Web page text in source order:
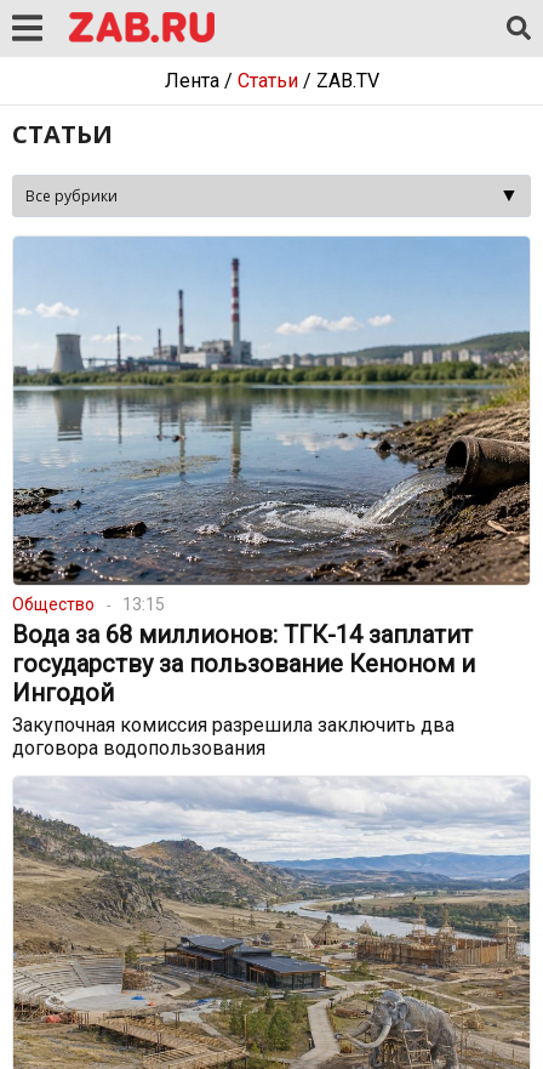
Лента/ Статьи/ ZAB.TV
СТАТЬИ
Общество 13:15
Вода за 68 миллионов: ТГК-14 заплатит
государству за пользование Кеноном и
Ингодой
Закупочная комиссия разрешила заключить два
договора водопользования